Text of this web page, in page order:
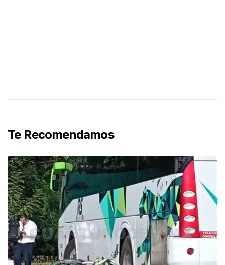
Te Recomendamos